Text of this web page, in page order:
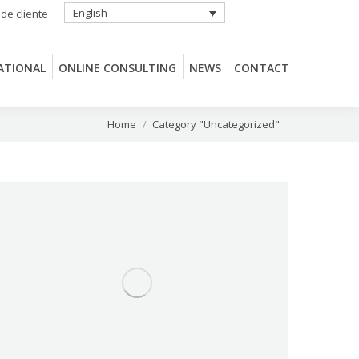
cliente English
ONLINE CONSULTING NEWS CONTACT
You are here:
Home Category "Uncategorized"